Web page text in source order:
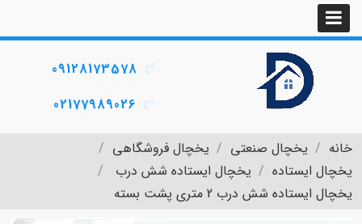
09128173578
02177989026
خانه یخچال صنعتی
یخچال فروشگاهی
یخچال ایستاده
یخچال ایستاده شش درب
یخچال ایستاده شش درب 2 متری پشت بسته